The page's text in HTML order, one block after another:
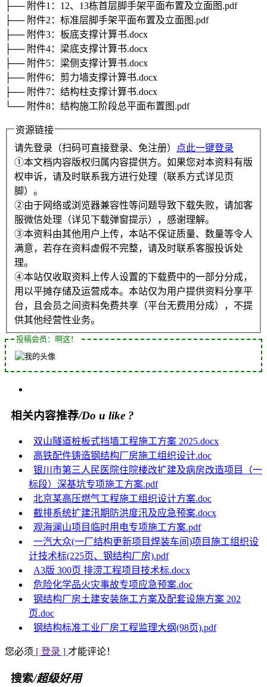
├── 附件1：12、13栋首层脚手架平面布置及立面图.pdf
├── 附件2：标准层脚手架平面布置及立面图.pdf
├── 附件3：板底支撑计算书.docx
├── 附件4：梁底支撑计算书.docx
├── 附件5：梁侧支撑计算书.docx
├── 附件6：剪力墙支撑计算书.docx
├── 附件7：结构柱支撑计算书.docx
└── 附件8：结构施工阶段总平面布置图.pdf
资源链接
请先登录（扫码可直接登录、免注册）
点此一键登录
①本文档内容版权归属内容提供方。如果您对本资料有版
权申诉，请及时联系我方进行处理（联系方式详见页
脚）。
②由于网络或浏览器兼容性等问题导致下载失败，请加客
服微信处理（详见下载弹窗提示），感谢理解。
③本资料由其他用户上传，本站不保证质量、数量等令人
满意，若存在资料虚假不完整，请及时联系客服投诉处
理。
④本站仅收取资料上传人设置的下载费中的一部分分成，
用以平摊存储及运营成本。本站仅为用户提供资料分享平
台，且会员之间资料免费共享（平台无费用分成），不提
供其他经营性业务。
投稿会员：啊这！
相关内容推荐/Do u like ?
双山隧道桩板式挡墙工程施工方案 2025.docx
高铁配件铸造钢结构厂房施工组织设计.doc
银川市第三人民医院住院楼改扩建及病房改造项目（一
标段）深基坑专项施工方案.pdf
北京某高压燃气工程施工组织设计方案.doc
截排系统扩建汛期防洪度汛及应急预案.docx
观海澜山项目临时用电专项施工方案.pdf
一汽大众(一厂结构更新项目焊装车间)项目施工组织设
计技术标(225页、钢结构厂房).pdf
A3版 300页 排涝工程项目技术标.docx
危险化学品火灾事故专项应急预案.doc
钢结构厂房土建安装施工方案及配套设施方案 202
页.doc
钢结构标准工业厂房工程监理大纲(98页).pdf
您必须 [ 登录 ] 才能评论！
搜索/超级好用